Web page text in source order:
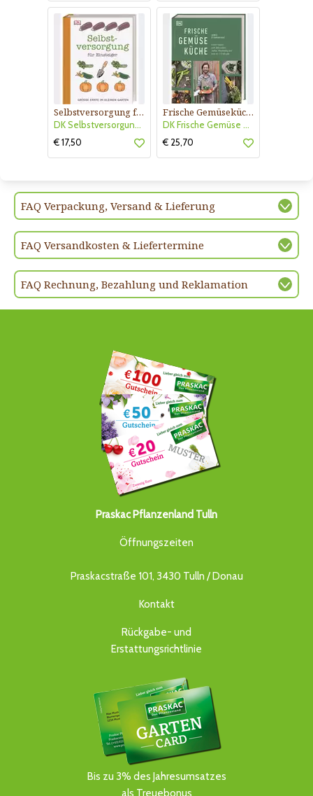
Selbstversorgung für Einsteiger
DK Selbstversorgung für Einstei
€ 17,50
Frische Gemüseküche
DK Frische Gemüse Küche
€ 25,70
FAQ Verpackung, Versand & Lieferung
FAQ Versandkosten & Liefertermine
FAQ Rechnung, Bezahlung und Reklamation
Praskac Pflanzenland Tulln
Öffnungszeiten
Praskacstraße 101, 3430 Tulln / Donau
Kontakt
Rückgabe- und
Erstattungsrichtlinie
Bis zu 3% des Jahresumsatzes
als Treuebonus